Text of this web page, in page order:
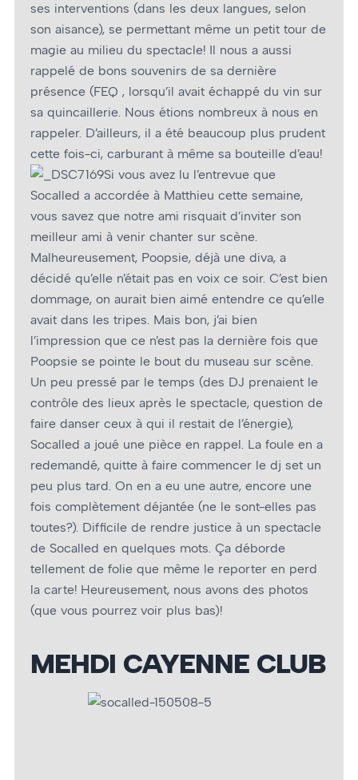
ses interventions (dans les deux langues, selon
son aisance), se permettant même un petit tour de
magie au milieu du spectacle! Il nous a aussi
rappelé de bons souvenirs de sa dernière
présence (FEQ , lorsqu’il avait échappé du vin sur
sa quincaillerie. Nous étions nombreux à nous en
rappeler. D’ailleurs, il a été beaucoup plus prudent
cette fois-ci, carburant à même sa bouteille d’eau!
Si vous avez lu l’entrevue que
Socalled a accordée à Matthieu cette semaine,
vous savez que notre ami risquait d’inviter son
meilleur ami à venir chanter sur scène.
Malheureusement, Poopsie, déjà une diva, a
décidé qu’elle n’était pas en voix ce soir. C’est bien
dommage, on aurait bien aimé entendre ce qu’elle
avait dans les tripes. Mais bon, j’ai bien
l’impression que ce n’est pas la dernière fois que
Poopsie se pointe le bout du museau sur scène.
Un peu pressé par le temps (des DJ prenaient le
contrôle des lieux après le spectacle, question de
faire danser ceux à qui il restait de l’énergie),
Socalled a joué une pièce en rappel. La foule en a
redemandé, quitte à faire commencer le dj set un
peu plus tard. On en a eu une autre, encore une
fois complètement déjantée (ne le sont-elles pas
toutes?). Difficile de rendre justice à un spectacle
de Socalled en quelques mots. Ça déborde
tellement de folie que même le reporter en perd
la carte! Heureusement, nous avons des photos
(que vous pourrez voir plus bas)!
MEHDI CAYENNE CLUB